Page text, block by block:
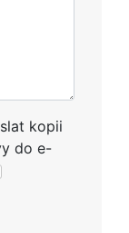
kopii
do e-